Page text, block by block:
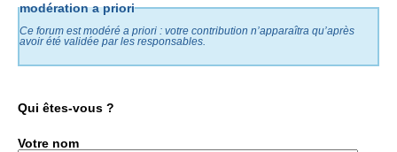
modération a priori
Ce forum est modéré a priori : votre contribution n’apparaîtra qu’après
avoir été validée par les responsables.
Qui êtes-vous ?
Votre nom